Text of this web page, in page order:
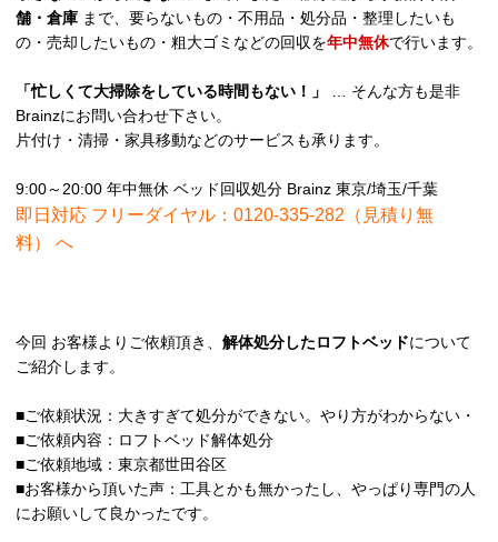
舗・倉庫 まで、要らないもの・不用品・処分品・整理したいも
の・売却したいもの・粗大ゴミなどの回収を年中無休で行います。
「忙しくて大掃除をしている時間もない！」
… そんな方も是非
Brainzにお問い合わせ下さい。
片付け・清掃・家具移動などのサービスも承ります。
9:00～20:00 年中無休 ベッド回収処分 Brainz 東京/埼玉/千葉
即日対応 フリーダイヤル：0120-335-282（見積り無
料）
へ
今回 お客様よりご依頼頂き、 解体処分したロフトベッドについて
ご紹介します。
■ご依頼状況：大きすぎて処分ができない。やり方がわからない・
■ご依頼内容：ロフトベッド解体処分
■ご依頼地域：東京都世田谷区
■お客様から頂いた声：工具とかも無かったし、やっぱり専門の人
にお願いして良かったです。